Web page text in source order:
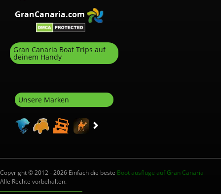
GranCanaria.com
Gran Canaria Boat Trips auf
deinem Handy
Unsere Marken
Copyright © 2012 - 2026 Einfach die beste Boot ausflüge auf Gran Canaria
Alle Rechte vorbehalten.